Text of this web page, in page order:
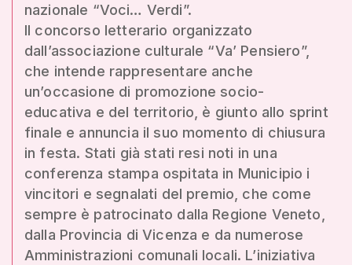
nazionale “Voci… Verdi”.
Il concorso letterario organizzato
dall’associazione culturale “Va’ Pensiero”,
che intende rappresentare anche
un’occasione di promozione socio-
educativa e del territorio, è giunto allo sprint
finale e annuncia il suo momento di chiusura
in festa. Stati già stati resi noti in una
conferenza stampa ospitata in Municipio i
vincitori e segnalati del premio, che come
sempre è patrocinato dalla Regione Veneto,
dalla Provincia di Vicenza e da numerose
Amministrazioni comunali locali. L’iniziativa